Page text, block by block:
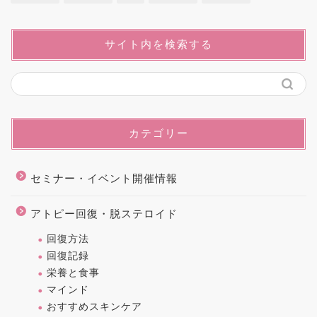
サイト内を検索する
カテゴリー
セミナー・イベント開催情報
アトピー回復・脱ステロイド
回復方法
回復記録
栄養と食事
マインド
おすすめスキンケア